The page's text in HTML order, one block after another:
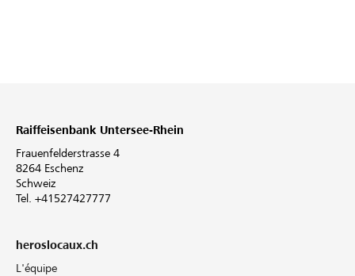
Raiffeisenbank Untersee-Rhein
Frauenfelderstrasse 4
8264 Eschenz
Schweiz
Tel. +41527427777
heroslocaux.ch
L'équipe